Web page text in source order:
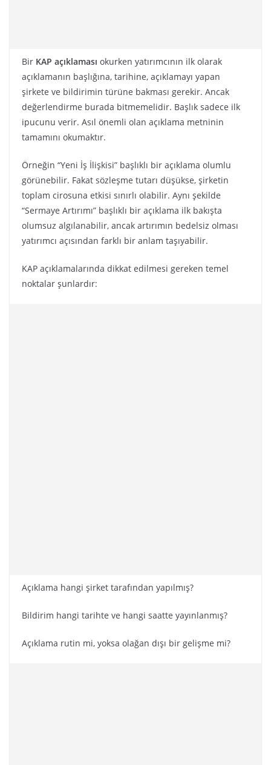
Bir KAP açıklaması okurken yatırımcının ilk olarak
açıklamanın başlığına, tarihine, açıklamayı yapan
şirkete ve bildirimin türüne bakması gerekir. Ancak
değerlendirme burada bitmemelidir. Başlık sadece ilk
ipucunu verir. Asıl önemli olan açıklama metninin
tamamını okumaktır.
Örneğin “Yeni İş İlişkisi” başlıklı bir açıklama olumlu
görünebilir. Fakat sözleşme tutarı düşükse, şirketin
toplam cirosuna etkisi sınırlı olabilir. Aynı şekilde
“Sermaye Artırımı” başlıklı bir açıklama ilk bakışta
olumsuz algılanabilir, ancak artırımın bedelsiz olması
yatırımcı açısından farklı bir anlam taşıyabilir.
KAP açıklamalarında dikkat edilmesi gereken temel
noktalar şunlardır:
Açıklama hangi şirket tarafından yapılmış?
Bildirim hangi tarihte ve hangi saatte yayınlanmış?
Açıklama rutin mi, yoksa olağan dışı bir gelişme mi?